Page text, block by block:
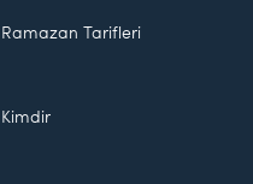
Ramazan Tarifleri
Kimdir